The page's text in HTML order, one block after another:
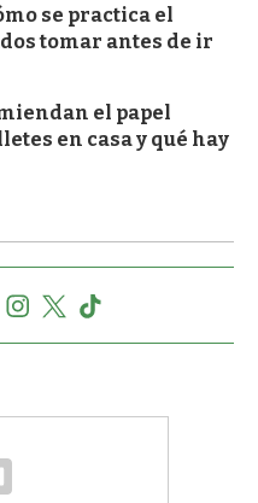
se practica el
tomar antes de ir
el papel
en casa y qué hay